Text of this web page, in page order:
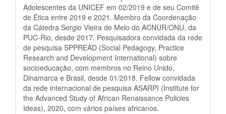
Adolescentes da UNICEF em 02/2019 e de seu Comitê
de Ética entre 2019 e 2021. Membro da Coordenação
da Cátedra Sergio Vieira de Melo do ACNUR/ONU, da
PUC-Rio, desde 2017. Pesquisadora convidada da rede
de pesquisa SPPREAD (Social Pedagogy, Practice
Research and Development International) sobre
socioeducação, com membros no Reino Unido,
Dinamarca e Brasil, desde 01/2018. Fellow convidada
da rede internacional de pesquisa ASARPI (Institute for
the Advanced Study of African Renaissance Policies
Ideas), 2020, com vários países africanos.